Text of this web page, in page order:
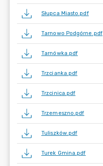
Słupca Miasto.pdf
Tarnowo Podgórne.pdf
Tarnówka.pdf
Trzcianka.pdf
Trzcinica.pdf
Trzemeszno.pdf
Tuliszków.pdf
Turek Gmina.pdf